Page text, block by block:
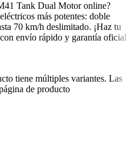
Tank Dual Motor online?
más potentes: doble
70 km/h deslimitado. ¡Haz tu
envío rápido y garantía oficial
tiene múltiples variantes. Las
de producto